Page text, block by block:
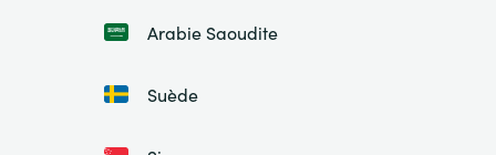
Arabie Saoudite
Suède